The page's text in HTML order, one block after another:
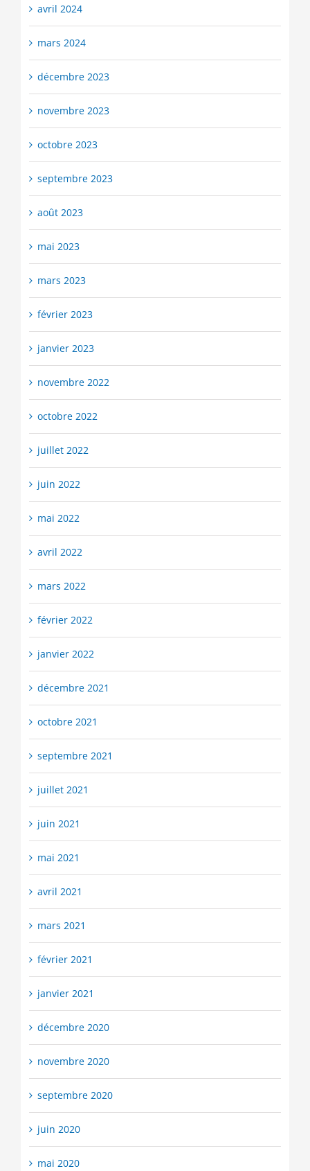
avril 2024
mars 2024
décembre 2023
novembre 2023
octobre 2023
septembre 2023
août 2023
mai 2023
mars 2023
février 2023
janvier 2023
novembre 2022
octobre 2022
juillet 2022
juin 2022
mai 2022
avril 2022
mars 2022
février 2022
janvier 2022
décembre 2021
octobre 2021
septembre 2021
juillet 2021
juin 2021
mai 2021
avril 2021
mars 2021
février 2021
janvier 2021
décembre 2020
novembre 2020
septembre 2020
juin 2020
mai 2020